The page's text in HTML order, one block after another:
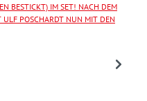
BESTICKT) IM SET! NACH DEM
ULF POSCHARDT NUN MIT DEN